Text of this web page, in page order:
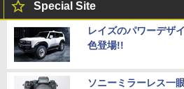
Special Site
レイズのパワーデザ
色登場!!
ソニーミラーレス一